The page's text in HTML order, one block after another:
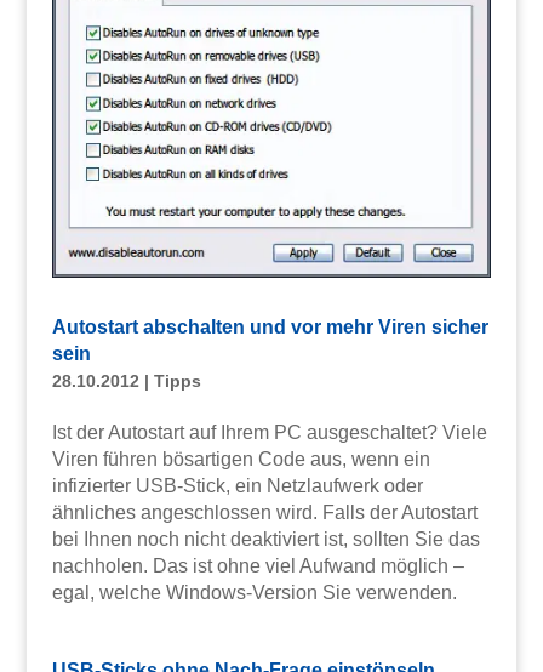
Autostart abschalten und vor mehr Viren sicher
sein
28.10.2012 | Tipps
Ist der Autostart auf Ihrem PC ausgeschaltet? Viele
Viren führen bösartigen Code aus, wenn ein
infizierter USB-Stick, ein Netzlaufwerk oder
ähnliches angeschlossen wird. Falls der Autostart
bei Ihnen noch nicht deaktiviert ist, sollten Sie das
nachholen. Das ist ohne viel Aufwand möglich –
egal, welche Windows-Version Sie verwenden.